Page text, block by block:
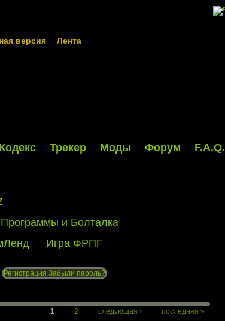
версия Лента
Кодекс Трекер Моды Форум F.A.Q.
Программы и Болталка
Игра ФРПГ
Регистрация Забыли пароль?
1
2 следующая › последняя »